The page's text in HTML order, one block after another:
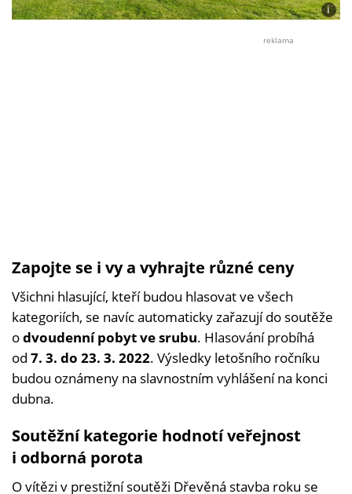
i
Foto:
reklama
Zapojte se i vy a vyhrajte různé ceny
Všichni hlasující, kteří budou hlasovat ve všech
kategoriích, se navíc automaticky zařazují do soutěže
odvoudenní pobyt ve srubu. Hlasování probíhá
od 7. 3. do 23. 3. 2022. Výsledky letošního ročníku
budou oznámeny na slavnostním vyhlášení na konci
dubna.
Soutěžní kategorie hodnotí veřejnost
i odborná porota
O vítězi v prestižní soutěži Dřevěná stavba roku se